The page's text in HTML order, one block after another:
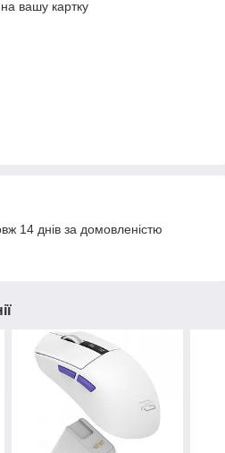
вашу картку
14 днів за домовленістю